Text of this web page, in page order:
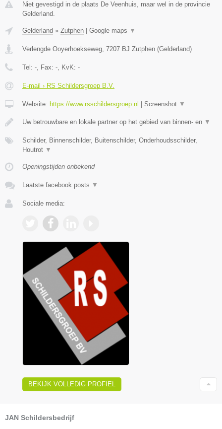
Niet gevestigd in de plaats De Veenhuis, maar wel in de provincie
Gelderland.
Gelderland » Zutphen Google maps ▼
Verlengde Ooyerhoekseweg, 7207 BJ Zutphen (Gelderland)
Tel: -, Fax: -, KvK: -
E-mail › RS Schildersgroep B.V.
Website: https://www.rsschildersgroep.nl Screenshot ▼
Uw betrouwbare en lokale partner op het gebied van binnen- en ▼
Schilder, Binnenschilder, Buitenschilder, Onderhoudsschilder,
Houtrot ▼
Openingstijden onbekend
Laatste facebook posts ▼
Sociale media:
BEKIJK VOLLEDIG PROFIEL
JAN Schildersbedrijf